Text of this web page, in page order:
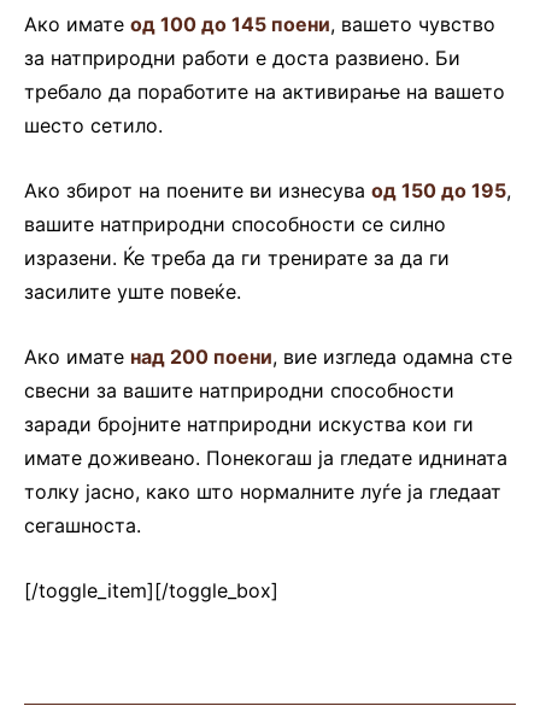
Ако имате од 100 до 145 поени, вашето чувство
за натприродни работи е доста развиено. Би
требало да поработите на активирање на вашето
шесто сетило.
Ако збирот на поените ви изнесува од 150 до 195,
вашите натприродни способности се силно
изразени. Ќе треба да ги тренирате за да ги
засилите уште повеќе.
Ако имате над 200 поени, вие изгледа одамна сте
свесни за вашите натприродни способности
заради бројните натприродни искуства кои ги
имате доживеано. Понекогаш ја гледате иднината
толку јасно, како што нормалните луѓе ја гледаат
сегашноста.
[/toggle_item][/toggle_box]